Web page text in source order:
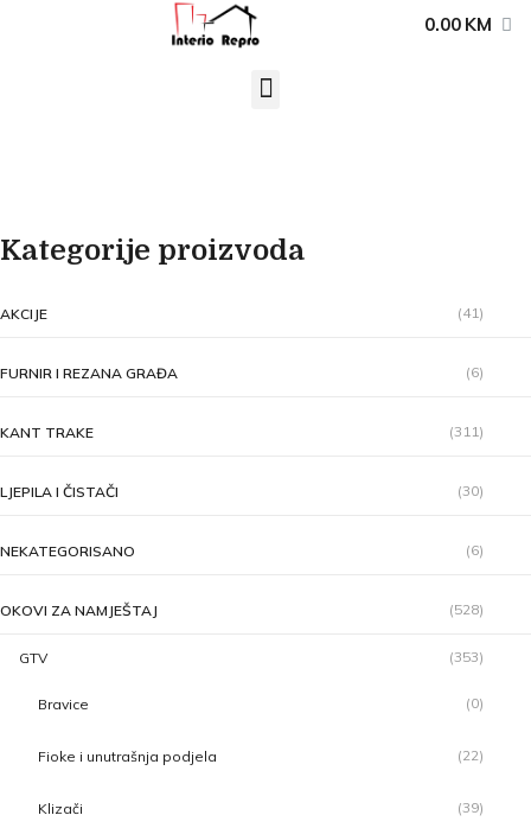
0.00 KM
Kategorije proizvoda
AKCIJE (41)
FURNIR I REZANA GRAĐA (6)
KANT TRAKE (311)
LJEPILA I ČISTAČI (30)
NEKATEGORISANO (6)
OKOVI ZA NAMJEŠTAJ (528)
GTV (353)
Bravice (0)
Fioke i unutrašnja podjela (22)
Klizači (39)